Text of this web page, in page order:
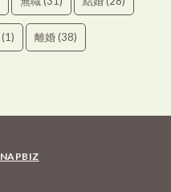
(1) 離婚(38)
NAPBIZ